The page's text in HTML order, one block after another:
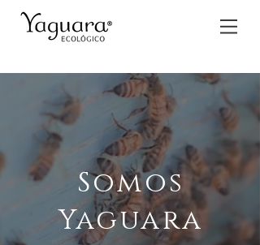
Somos
Yaguara